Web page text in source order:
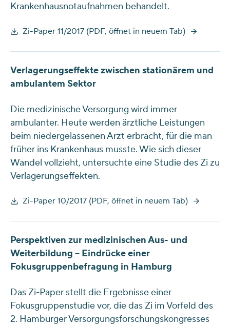
Krankenhausnotaufnahmen behandelt.
Zi-Paper 11/2017 (PDF, öffnet in neuem Tab)
Verlagerungseffekte zwischen stationärem und
ambulantem Sektor
Die medizinische Versorgung wird immer
ambulanter. Heute werden ärztliche Leistungen
beim niedergelassenen Arzt erbracht, für die man
früher ins Krankenhaus musste. Wie sich dieser
Wandel vollzieht, untersuchte eine Studie des Zi zu
Verlagerungseffekten.
Zi-Paper 10/2017 (PDF, öffnet in neuem Tab)
Perspektiven zur medizinischen Aus- und
Weiterbildung – Eindrücke einer
Fokusgruppenbefragung in Hamburg
Das Zi-Paper stellt die Ergebnisse einer
Fokusgruppenstudie vor, die das Zi im Vorfeld des
2. Hamburger Versorgungsforschungskongresses